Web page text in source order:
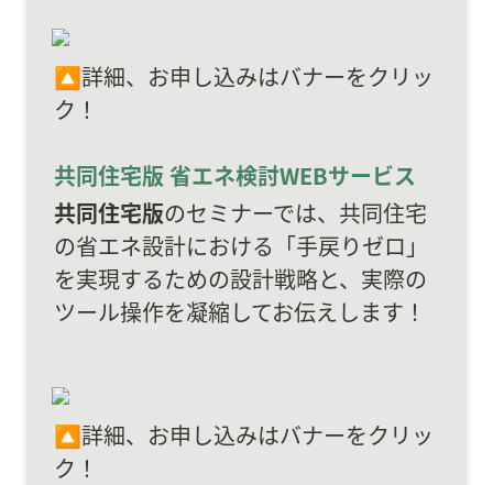
🔼詳細、お申し込みはバナーをクリッ
ク！
共同住宅版 省エネ検討WEBサービス
共同住宅版のセミナーでは、共同住宅
の省エネ設計における「手戻りゼロ」
を実現するための設計戦略と、実際の
ツール操作を凝縮してお伝えします！
🔼詳細、お申し込みはバナーをクリッ
ク！